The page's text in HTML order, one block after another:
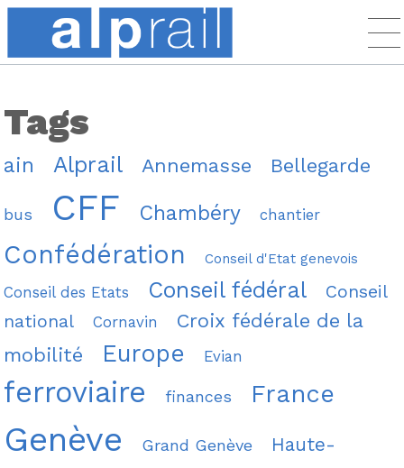
Tags
ain Alprail Annemasse Bellegarde
bus CFF Chambéry chantier
Confédération Conseil d'Etat genevois
Conseil des Etats Conseil fédéral
Conseil
national
Cornavin
Croix fédérale de la
mobilité
Europe Evian
ferroviaire finances France
Genève Grand Genève Haute-